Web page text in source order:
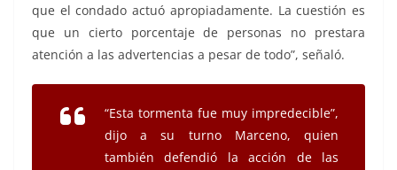
que el condado actuó apropiadamente. La cuestión es
que un cierto porcentaje de personas no prestara
atención a las advertencias a pesar de todo”, señaló.
“Esta tormenta fue muy impredecible”,
dijo a su turno Marceno, quien
también defendió la acción de las